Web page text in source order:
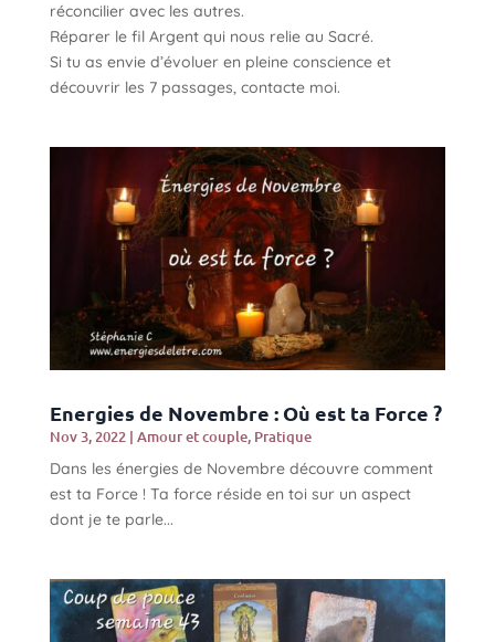
réconcilier avec les autres.
Réparer le fil Argent qui nous relie au Sacré.
Si tu as envie d’évoluer en pleine conscience et
découvrir les 7 passages, contacte moi.
Energies de Novembre : Où est ta Force ?
Nov 3, 2022| Amour et couple, Pratique
Dans les énergies de Novembre découvre comment
est ta Force ! Ta force réside en toi sur un aspect
dont je te parle...